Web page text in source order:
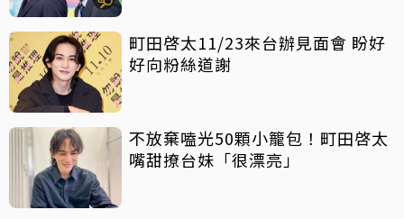
町田啓太11/23來台辦見面會 盼好
好向粉絲道謝
不放棄嗑光50顆小籠包！町田啓太
嘴甜撩台妹「很漂亮」